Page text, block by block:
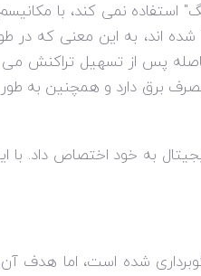
استفاده نمی کند، با
شده اند، به این معنی که
پس از تسهیل تراکنش می
برق دارد و همچنین به
به خود اختصاص داد.
شده است، اما هدف